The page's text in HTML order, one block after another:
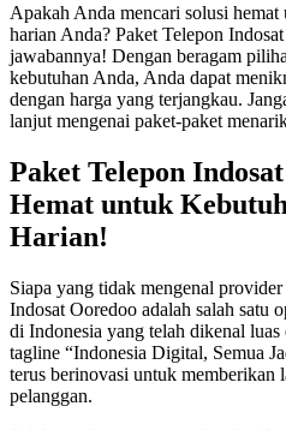
Apakah Anda mencari solusi
harian Anda? Paket Telepon
jawabannya! Dengan beragam
kebutuhan Anda, Anda dapat
dengan harga yang terjangkau.
lanjut mengenai paket-paket
Paket Telepon
Hemat untuk
Harian!
Siapa yang tidak mengenal
Indosat Ooredoo adalah salah satu
di Indonesia yang telah dikenal luas
tagline “Indonesia Digital, Semua
terus berinovasi untuk memberikan
pelanggan.